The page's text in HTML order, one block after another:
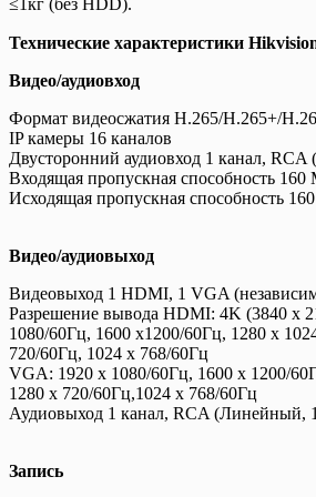
Технические характеристики
Видео/аудиовход
Формат видеосжатия H.265/H.265+/
IP камеры 16 каналов
Двусторонний аудиовход 1 канал,
Входящая пропускная способность 160
Исходящая пропускная способность
Видео/аудиовыход
Видеовыход 1 HDMI, 1 VGA
Разрешение вывода HDMI: 4K (3840 x
1080/60Гц, 1600 x1200/60Гц, 1280 x
720/60Гц, 1024 x 768/60Гц
VGA: 1920 x 1080/60Гц, 1600 x 1200/
1280 x 720/60Гц,1024 x 768/60Гц
Аудиовыход 1 канал, RCA (Линейный,
Запись